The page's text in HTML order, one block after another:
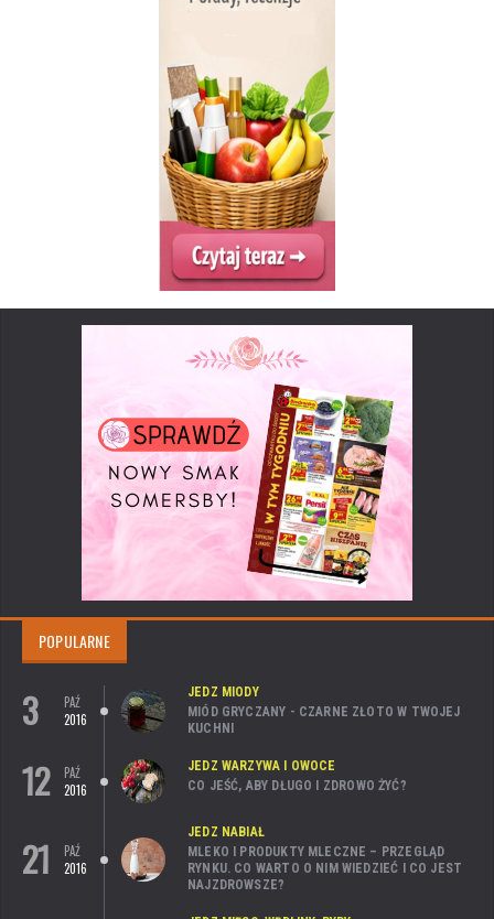
POPULARNE
3
PAŹ
2016
JEDZ MIODY
MIÓD GRYCZANY - CZARNE ZŁOTO W TWOJEJ
KUCHNI
12
PAŹ
2016
JEDZ WARZYWA I OWOCE
CO JEŚĆ, ABY DŁUGO I ZDROWO ŻYĆ?
21
PAŹ
2016
JEDZ NABIAŁ
MLEKO I PRODUKTY MLECZNE – PRZEGLĄD
RYNKU. CO WARTO O NIM WIEDZIEĆ I CO JEST
NAJZDROWSZE?